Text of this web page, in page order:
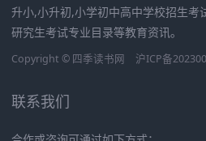
升小,小升初,小学初中高中学校招生考
研究生考试专业目录等教育资讯。
Copyright © 四季读书网 沪ICP备
联系我们